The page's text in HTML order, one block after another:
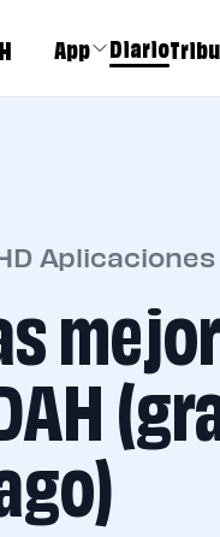
App DiarioTribu